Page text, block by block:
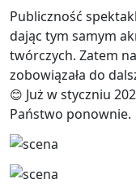
Publiczność
dając tym samym
twórczych. Zatem
zobowiązała do
😊 Już w styczniu
Państwo ponownie.